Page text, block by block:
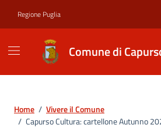
Regione Puglia
Comune di
Home / Vivere il Comune
/ Capurso Cultura: cartellone Autunno